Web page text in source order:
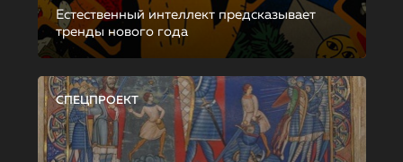
Естественный интеллект предсказывает
тренды нового года
СПЕЦПРОЕКТ